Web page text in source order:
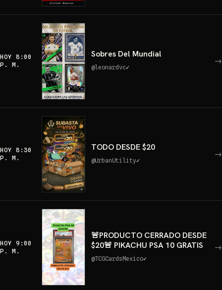
HOY 8:00
P. M.
Sobres Del Mundial
@leonardvc✓
→
HOY 8:30
P. M.
TODO DESDE $20
@UrbanUtility✓
→
HOY 9:00
P. M.
🚨PRODUCTO CERRADO DESDE
$20🚨 PIKACHU PSA 10 GRATIS
@TCGCardsMexico✓
→